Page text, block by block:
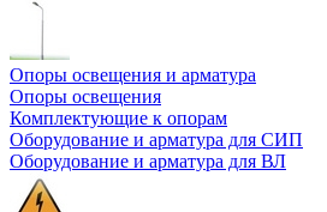
Опоры освещения и арматура
Опоры освещения
Комплектующие к опорам
Оборудование и арматура для СИП
Оборудование и арматура для ВЛ